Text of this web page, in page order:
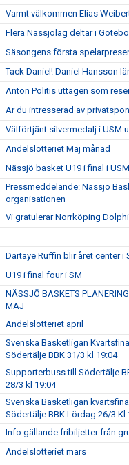
Varmt välkommen Elias
Flera Nässjölag deltar i
Säsongens första
Tack Daniel! Daniel Hansson
Anton Politis uttagen som
Är du intresserad av
Välförtjänt silvermedalj i USM
Andelslotteriet Maj månad
Nässjö basket U19 i final i USM
Pressmeddelande: Nässjö
organisationen
Vi gratulerar Norrköping
Dartaye Ruffin blir året center i
U19 i final four i SM
NÄSSJÖ BASKETS
MAJ
Andelslotteriet april
Svenska Basketligan
Södertälje BBK 31/3 kl 19:04
Supporterbuss till Södertälje
28/3 kl 19:04
Svenska Basketligan
Södertälje BBK Lördag 26/3 Kl
Info gällande fribiljetter från
Andelslotteriet mars